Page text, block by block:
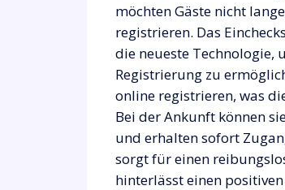
möchten Gäste nicht
registrieren. Das
die neueste Technologie,
Registrierung zu
online registrieren, was
Bei der Ankunft können
und erhalten sofort
sorgt für einen
hinterlässt einen